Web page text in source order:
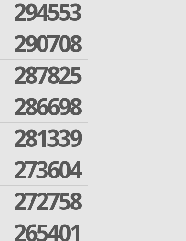
294553
290708
287825
286698
281339
273604
272758
265401